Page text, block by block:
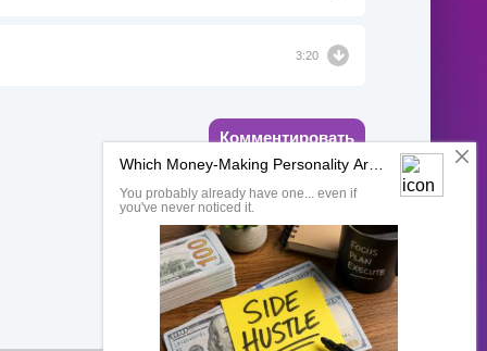
3:20
Комментировать